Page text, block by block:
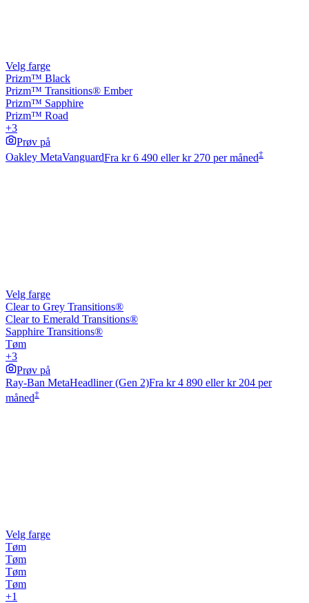
Velg farge
Prizm™ Black
Prizm™ Transitions® Ember
Prizm™ Sapphire
Prizm™ Road
+3
Prøv på
Oakley MetaVanguardFra kr 6 490 eller kr 270 per måned‡
Velg farge
Clear to Grey Transitions®
Clear to Emerald Transitions®
Sapphire Transitions®
Tøm
+3
Prøv på
Ray-Ban MetaHeadliner (Gen 2)Fra kr 4 890 eller kr 204 per
måned‡
Velg farge
Tøm
Tøm
Tøm
Tøm
+1